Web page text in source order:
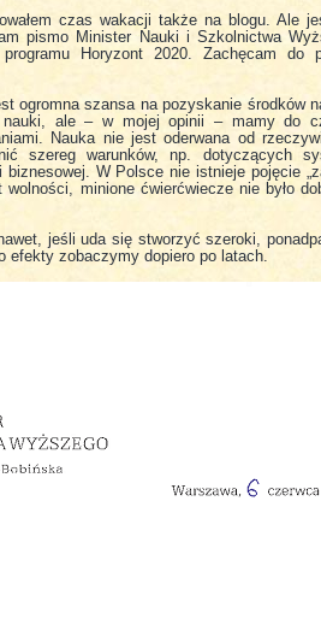
czas wakacji także na blogu. Ale
pismo Minister Nauki i Szkolnictwa
Horyzont 2020. Zachęcam do
ogromna szansa na pozyskanie środków
nauki, ale – w mojej opinii – mamy do
Nauka nie jest oderwana od
szereg warunków, np. dotyczących
W Polsce nie istnieje pojęcie
minione ćwierćwiecze nie było
jeśli uda się stworzyć szeroki,
efekty zobaczymy dopiero po latach.